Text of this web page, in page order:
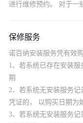
进行维修预约。 对于一
保修服务
诺百纳安装服务凭有效
1、若系统已存在安装
期
2、若系统无安装服务
凭证的， 以购买日期为
3、若系统无安装服务